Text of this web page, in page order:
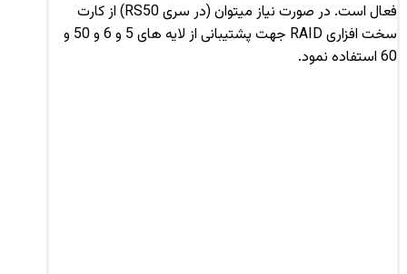
فعال است. در صورت نیاز میتوان (در سری RS50) از کارت
سخت افزاری RAID جهت پشتیبانی از لایه های 5 و 6 و 50 و
60 استفاده نمود.